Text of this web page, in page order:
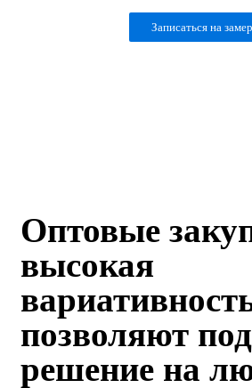
Записаться на замер
Оптовые
высокая
позволяют
решение на